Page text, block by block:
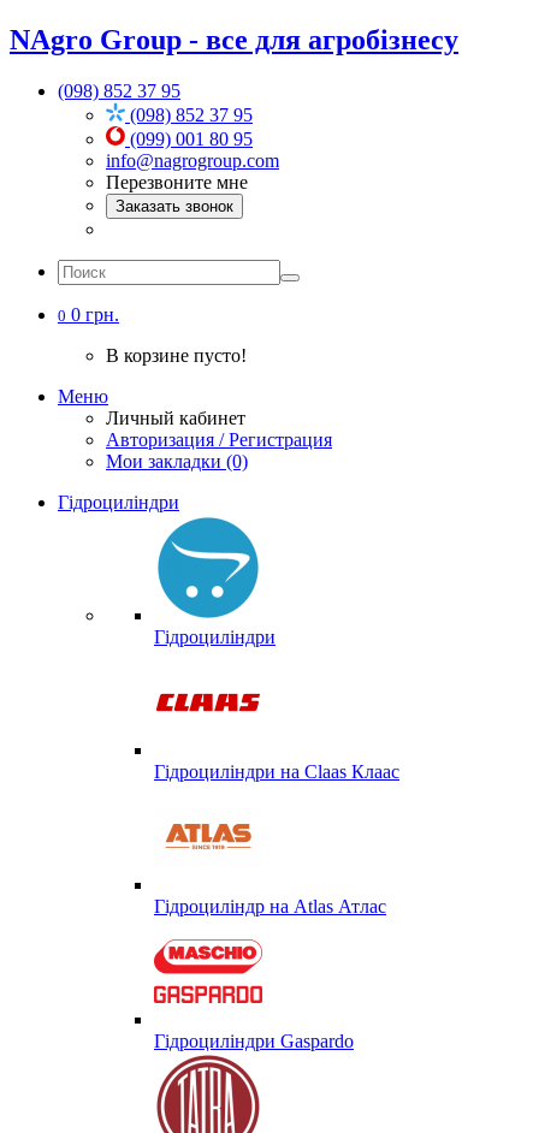
NAgro Group - все для агробізнесу
(098) 852 37 95
(098) 852 37 95
(099) 001 80 95
info@nagrogroup.com
Перезвоните мне
Заказать звонок
0 0 грн.
В корзине пусто!
Меню
Личный кабинет
Авторизация / Регистрация
Мои закладки (0)
Гідроциліндри
Гідроциліндри
Гідроциліндри на Claas Клаас
Гідроциліндр на Atlas Атлас
Гідроциліндри Gaspardo